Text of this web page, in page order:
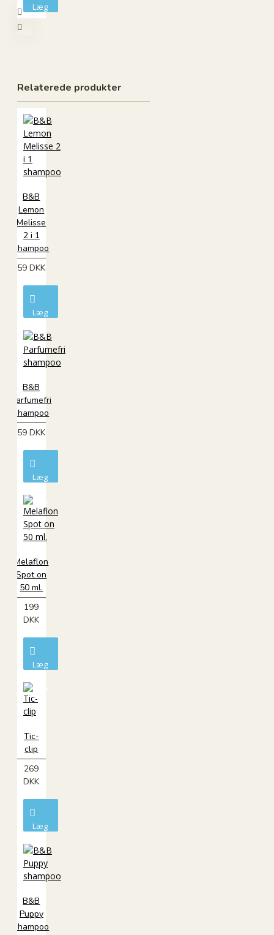
Læg
i
Relaterede produkter
B&B
Lemon
Melisse
2 i 1
shampoo
59 DKK
Læg
kurv
B&B
Parfumefri
shampoo
59 DKK
Læg
kurv
Melaflon
Spot on
50 ml.
199
DKK
Læg
kurv
Tic-
clip
269
DKK
Læg
kurv
B&B
Puppy
shampoo